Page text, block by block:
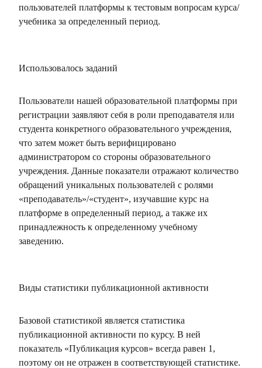
пользователей платформы к тестовым вопросам курса/
учебника за определенный период.
Использовалось заданий
Пользователи нашей образовательной платформы при
регистрации заявляют себя в роли преподавателя или
студента конкретного образовательного учреждения,
что затем может быть верифицировано
администратором со стороны образовательного
учреждения. Данные показатели отражают количество
обращений уникальных пользователей с ролями
«преподаватель»/«студент», изучавшие курс на
платформе в определенный период, а также их
принадлежность к определенному учебному
заведению.
Виды статистики публикационной активности
Базовой статистикой является статистика
публикационной активности по курсу. В ней
показатель «Публикация курсов» всегда равен 1,
поэтому он не отражен в соответствующей статистике.